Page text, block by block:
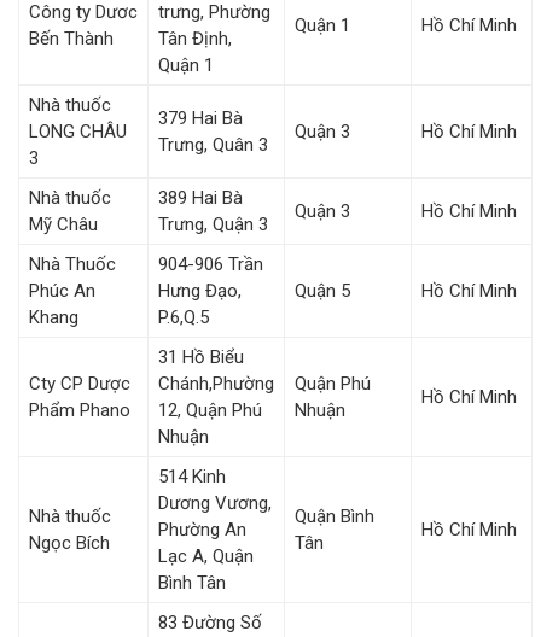
Công ty Dươc
Bến Thành
trưng, Phường
Tân Định,
Quận 1
Quận 1 Hồ Chí Minh
Nhà thuốc
LONG CHÂU
3
379 Hai Bà
Trưng, Quân 3
Quận 3 Hồ Chí Minh
Nhà thuốc
Mỹ Châu
389 Hai Bà
Trưng, Quận 3
Quận 3 Hồ Chí Minh
Nhà Thuốc
Phúc An
Khang
904-906 Trần
Hưng Đạo,
P.6,Q.5
Quận 5 Hồ Chí Minh
Cty CP Dược
Phẩm Phano
31 Hồ Biểu
Chánh,Phường
12, Quận Phú
Nhuận
Quận Phú
Nhuận
Hồ Chí Minh
Nhà thuốc
Ngọc Bích
514 Kinh
Dương Vương,
Phường An
Lạc A, Quận
Bình Tân
Quận Bình
Tân
Hồ Chí Minh
83 Đường Số